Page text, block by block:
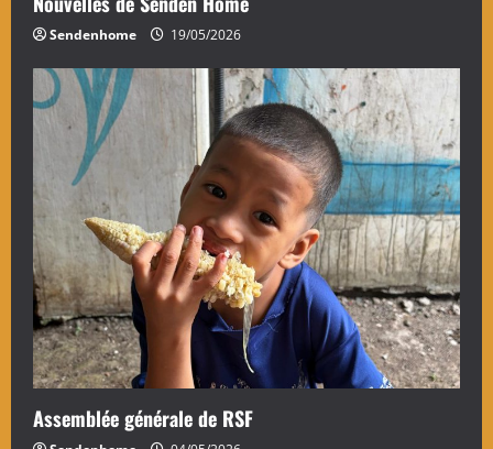
Sendenhome 19/05/2026
Assemblée générale de RSF